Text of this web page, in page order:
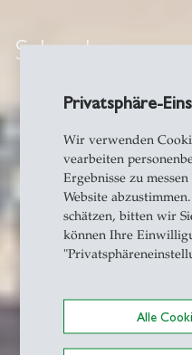
Privatsphäre-
Wir verwenden
vearbeiten
Ergebnisse zu
Website
schätzen, bitten wir
können Ihre
Alle
Schools